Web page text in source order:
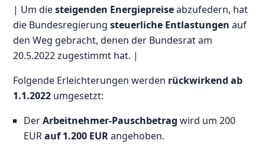
| Um diesteigenden Energiepreiseabzufedern, hat
die Bundesregierungsteuerliche Entlastungen auf
den Weg gebracht, denen der Bundesrat am
20.5.2022 zugestimmt hat. |
Folgende Erleichterungen werden rückwirkend ab
1.1.2022 umgesetzt:
DerArbeitnehmer-Pauschbetragwird um 200
EURauf 1.200 EURangehoben.